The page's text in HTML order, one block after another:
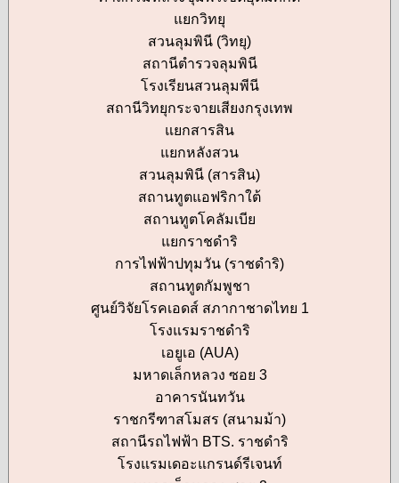
แยกวิทยุ
สวนลุมพินี (วิทยุ)
สถานีตำรวจลุมพินี
โรงเรียนสวนลุมพีนี
สถานีวิทยุกระจายเสียงกรุงเทพ
แยกสารสิน
แยกหลังสวน
สวนลุมพินี (สารสิน)
สถานทูตแอฟริกาใต้
สถานทูตโคลัมเบีย
แยกราชดำริ
การไฟฟ้าปทุมวัน (ราชดำริ)
สถานทูตกัมพูชา
ศูนย์วิจัยโรคเอดส์ สภากาชาดไทย 1
โรงแรมราชดำริ
เอยูเอ (AUA)
มหาดเล็กหลวง ซอย 3
อาคารนันทวัน
ราชกรีฑาสโมสร (สนามม้า)
สถานีรถไฟฟ้า BTS. ราชดำริ
โรงแรมเดอะแกรนด์รีเจนท์